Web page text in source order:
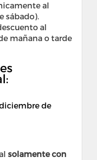
al
sábado).
al
mañana o tarde
de
solamente con